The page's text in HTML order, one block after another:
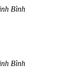
Bình
Bình